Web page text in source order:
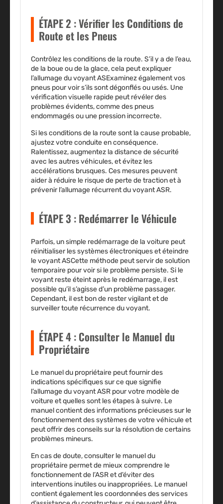
ÉTAPE 2 : Vérifier les Conditions de
Route et les Pneus
Contrôlez les conditions de la route. S’il y a de l’eau,
de la boue ou de la glace, cela peut expliquer
l’allumage du voyant ASExaminez également vos
pneus pour voir s’ils sont dégonflés ou usés. Une
vérification visuelle rapide peut révéler des
problèmes évidents, comme des pneus
endommagés ou une pression incorrecte.
Si les conditions de la route sont la cause probable,
ajustez votre conduite en conséquence.
Ralentissez, augmentez la distance de sécurité
avec les autres véhicules, et évitez les
accélérations brusques. Ces mesures peuvent
aider à réduire le risque de perte de traction et à
prévenir l’allumage récurrent du voyant ASR.
ÉTAPE 3 : Redémarrer le Véhicule
Parfois, un simple redémarrage de la voiture peut
réinitialiser les systèmes électroniques et éteindre
le voyant ASCette méthode peut servir de solution
temporaire pour voir si le problème persiste. Si le
voyant reste éteint après le redémarrage, il est
possible qu’il s’agisse d’un problème passager.
Cependant, il est bon de rester vigilant et de
surveiller toute récurrence du voyant.
ÉTAPE 4 : Consulter le Manuel du
Propriétaire
Le manuel du propriétaire peut fournir des
indications spécifiques sur ce que signifie
l’allumage du voyant ASR pour votre modèle de
voiture et quelles sont les étapes à suivre. Le
manuel contient des informations précieuses sur le
fonctionnement des systèmes de votre véhicule et
peut offrir des conseils sur la résolution de certains
problèmes mineurs.
En cas de doute, consulter le manuel du
propriétaire permet de mieux comprendre le
fonctionnement de l’ASR et d’éviter des
interventions inutiles ou inappropriées. Le manuel
contient également les coordonnées des services